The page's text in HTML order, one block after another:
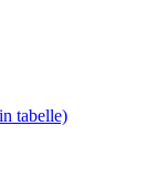
tabelle)